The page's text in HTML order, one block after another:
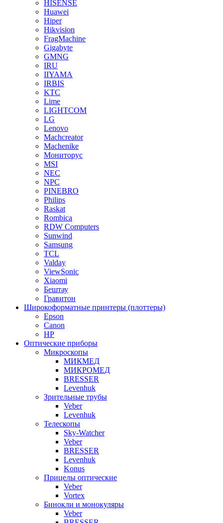
HISENSE
Huawei
Hiper
Hikvision
FragMachine
Gigabyte
GMNG
IRU
IIYAMA
IRBIS
KTC
Lime
LIGHTCOM
LG
Lenovo
Machcreator
Machenike
Мониторус
MSI
NEC
NPC
PINEBRO
Philips
Raskat
Rombica
RDW Computers
Sunwind
Samsung
TCL
Valday
ViewSonic
Xiaomi
Бештау
Гравитон
Широкоформатные принтеры (плоттеры)
Epson
Canon
HP
Оптические приборы
Микроскопы
МИКМЕД
МИКРОМЕД
BRESSER
Levenhuk
Зрительные трубы
Veber
Levenhuk
Телескопы
Sky-Watcher
Veber
BRESSER
Levenhuk
Konus
Прицелы оптические
Veber
Vortex
Бинокли и монокуляры
Veber